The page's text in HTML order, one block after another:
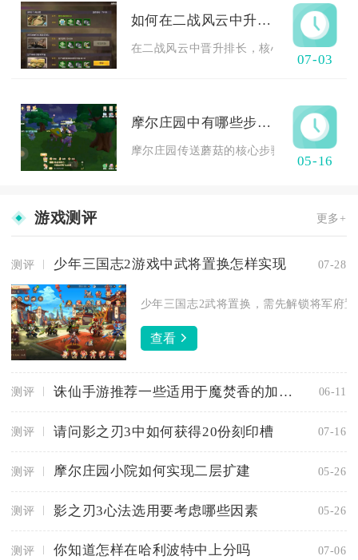
如何在二战风云中升为一名排长
在二战风云中晋升排长，核心是完成平步
07-03
摩尔庄园中有哪些步骤可用于传送蘑菇
摩尔庄园传送蘑菇的核心步骤为解锁向导
05-16
游戏测评 更多+
测评 少年三国志2游戏中武将置换怎样实现 07-28
少年三国志2武将置换，需先解锁将军府
查看
测评 诛仙手游推荐一些适用于魔焚香的加点思路 06-11
测评 请问影之刃3中如何获得20份刻印槽 07-16
测评 摩尔庄园小院如何实现二层扩建 05-26
测评 影之刃3心法选用要考虑哪些因素 05-26
测评 你知道怎样在哈利波特中上分吗 07-06